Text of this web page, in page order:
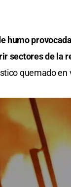
humo
sectores de la
quemado en